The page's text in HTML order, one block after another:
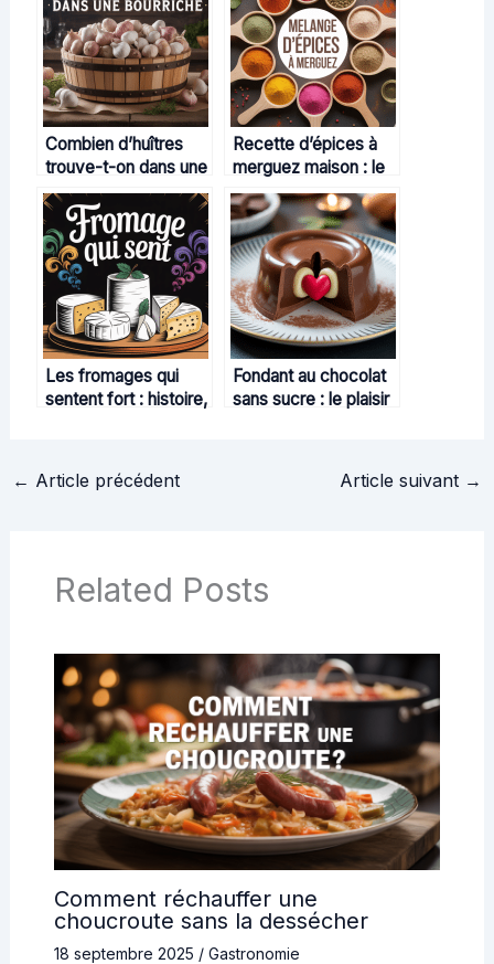
Combien d’huîtres
trouve-t-on dans une
bourriche selon les
usages et les calibres
Recette d’épices à
merguez maison : le
guide pour relever
vos grillades
Les fromages qui
sentent fort : histoire,
Fondant au chocolat
sans sucre : le plaisir
← Article précédent Article suivant →
Related Posts
Comment réchauffer une
choucroute sans la dessécher
18 septembre 2025 / Gastronomie